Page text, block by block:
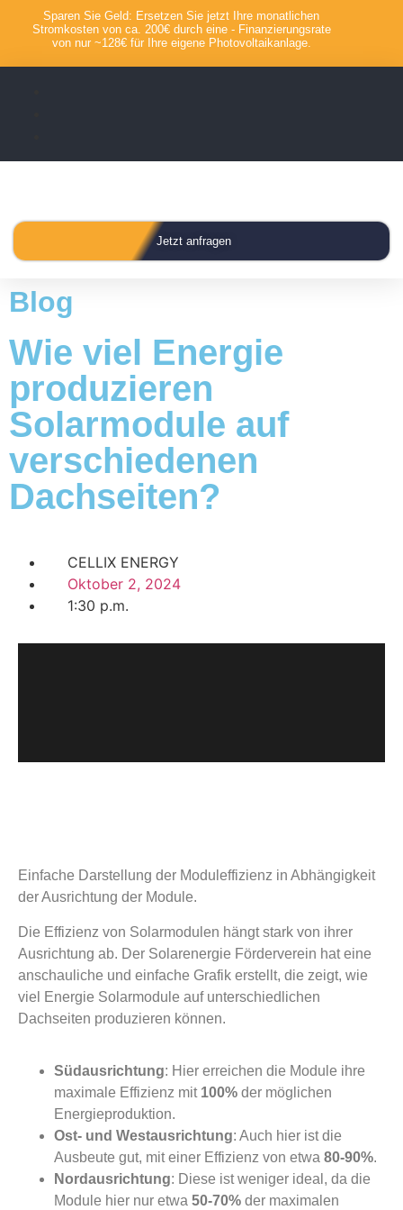
Sparen Sie Geld: Ersetzen Sie jetzt Ihre monatlichen
Stromkosten von ca. 200€ durch eine - Finanzierungsrate
von nur ~128€ für Ihre eigene Photovoltaikanlage.
Jetzt anfragen
Blog
Wie viel Energie
produzieren
Solarmodule auf
verschiedenen
Dachseiten?
CELLIX ENERGY
Oktober 2, 2024
1:30 p.m.
Einfache Darstellung der Moduleffizienz in Abhängigkeit
der Ausrichtung der Module.
Die Effizienz von Solarmodulen hängt stark von ihrer
Ausrichtung ab. Der Solarenergie Förderverein hat eine
anschauliche und einfache Grafik erstellt, die zeigt, wie
viel Energie Solarmodule auf unterschiedlichen
Dachseiten produzieren können.
Südausrichtung: Hier erreichen die Module ihre
maximale Effizienz mit 100% der möglichen
Energieproduktion.
Ost- und Westausrichtung: Auch hier ist die
Ausbeute gut, mit einer Effizienz von etwa 80-90%.
Nordausrichtung: Diese ist weniger ideal, da die
Module hier nur etwa 50-70% der maximalen